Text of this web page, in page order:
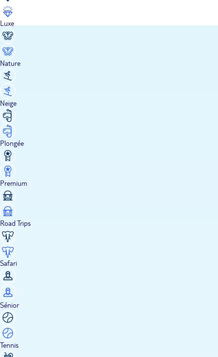
Luxe
Nature
Neige
Plongée
Premium
Road Trips
Safari
Sénior
Tennis